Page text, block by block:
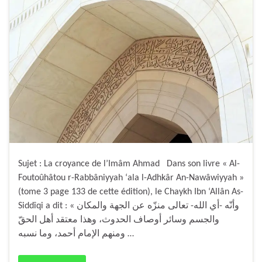
Sujet : La croyance de l’Imâm Ahmad Dans son livre « Al-
Foutoûhâtou r-Rabbâniyyah ‘ala l-Adhkâr An-Nawâwiyyah »
(tome 3 page 133 de cette édition), le Chaykh Ibn ‘Allân As-
Siddîqi a dit : « وأنّه -أي الله- تعالى منزّه عن الجهة والمكان
والجسم وسائر أوصاف الحدوث، وهذا معتقد أهل الحقّ
ومنهم الإمام أحمد، وما نسبه …